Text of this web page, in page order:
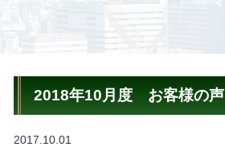
2018年10月度 お客様の声
2017.10.01